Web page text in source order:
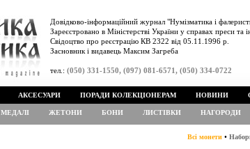
Довідково-інформаційний журнал "Нумізматика і
Зареєстровано в Міністерстві України у справах преси та
Свідоцтво про реєстрацію КВ 2322 від 05.11.1996 р.
Засновник і видавець Максим Загреба
тел.: (050) 331-1550, (097) 081-6571, (050) 334-0722
АКСЕСУАРИ ПОРАДИ КОЛЕКЦІОНЕРАМ НОВИНИ
МЕДАЛІ ЖЕТОНИ БОНИ ЛИСТІВКИ НАГОРОДИ
Всі монети •